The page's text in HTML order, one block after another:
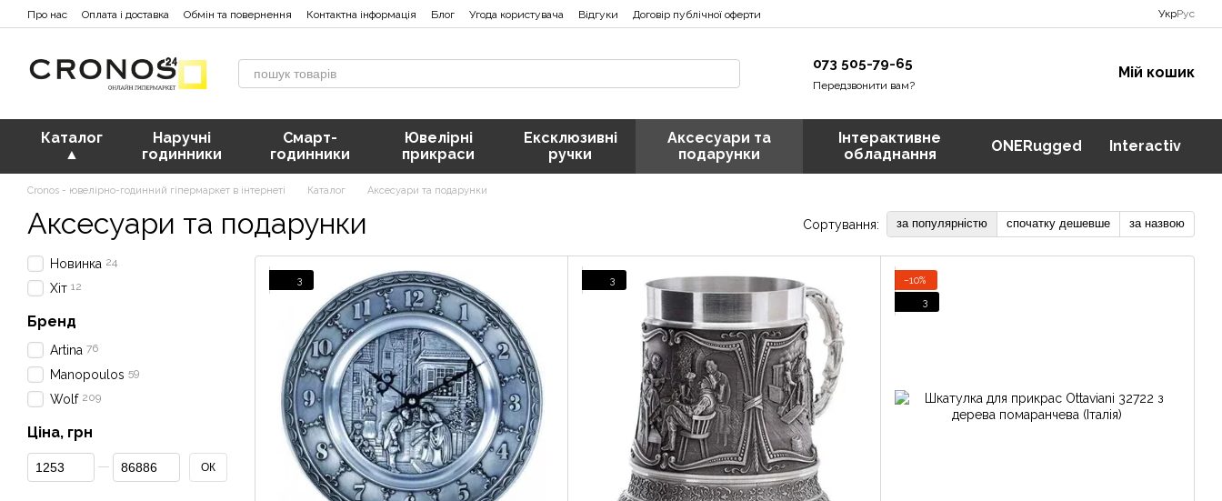
Перейти к основному контенту
Про нас Оплата і доставка Обмін та повернення Контактна інформація Блог Угода користувача Відгуки Договір публічної оферти УкрРус
073 505-79-65
Передзвонити вам?
Мій кошик
Каталог
▲
Наручні
годинники
Смарт-
годинники
Ювелірні
прикраси
Ексклюзивні
ручки
Аксесуари та
подарунки
Інтерактивне
обладнання
ONERugged Interactiv
Cronos - ювелірно-годинний гіпермаркет в інтернеті Каталог Аксесуари та подарунки
Аксесуари та подарунки Сортування: за популярністю спочатку дешевше за назвою
3 3
−10%
3
Новинка 24
Хіт 12
Бренд
Artina 76
Manopoulos 59
Wolf 209
Ціна, грн
От Ціна, грн
До Ціна, грн ОК